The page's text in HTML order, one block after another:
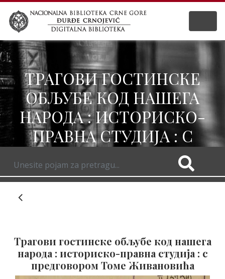
ТРАГОВИ ГОСТИНСКЕ
ОБЉУБЕ КОД НАШЕГА
НАРОДА : ИСТОРИСКО-
ПРАВНА СТУДИЈА : С
ПРЕДГОВОРОМ ТОМЕ
ЖИВАНОВИЋА
Трагови гостинске обљубе код нашега
народа : историско-правна студија : с
предговором Томе Живановића